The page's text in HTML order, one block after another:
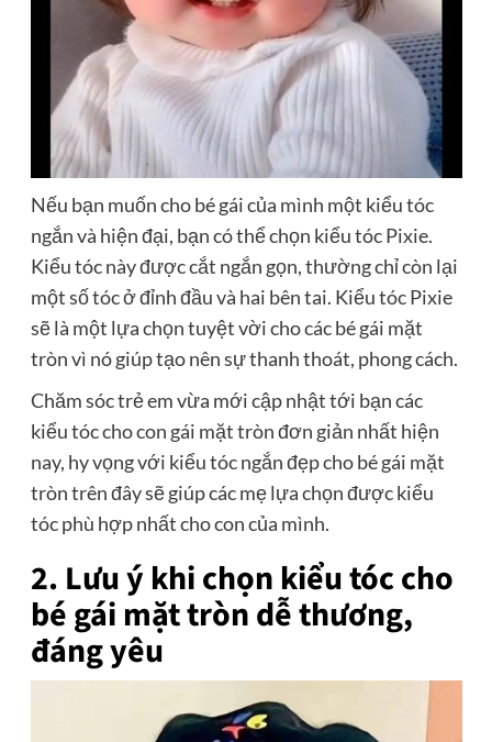
Nếu bạn muốn cho bé gái của mình một kiểu tóc
ngắn và hiện đại, bạn có thể chọn kiểu tóc Pixie.
Kiểu tóc này được cắt ngắn gọn, thường chỉ còn lại
một số tóc ở đỉnh đầu và hai bên tai. Kiểu tóc Pixie
sẽ là một lựa chọn tuyệt vời cho các bé gái mặt
tròn vì nó giúp tạo nên sự thanh thoát, phong cách.
Chăm sóc trẻ em vừa mới cập nhật tới bạn các
kiểu tóc cho con gái mặt tròn đơn giản nhất hiện
nay, hy vọng với kiểu tóc ngắn đẹp cho bé gái mặt
tròn trên đây sẽ giúp các mẹ lựa chọn được kiểu
tóc phù hợp nhất cho con của mình.
2. Lưu ý khi chọn kiểu tóc cho
bé gái mặt tròn dễ thương,
đáng yêu